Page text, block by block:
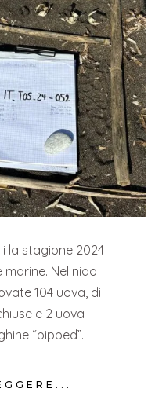
la stagione 2024
Nel nido
104 uova, di
e 2 uova
“pipped”.